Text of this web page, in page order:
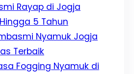
Rayap di Jogja
5 Tahun
Nyamuk Jogja
Terbaik
Fogging Nyamuk di